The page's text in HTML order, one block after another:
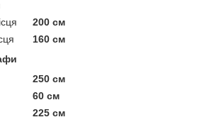
200 см
160 см
250 см
60 см
225 см